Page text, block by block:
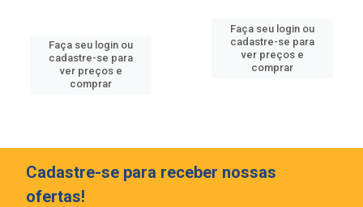
Faça seu login ou
cadastre-se para
ver preços e
comprar
Faça seu login ou
cadastre-se para
ver preços e
comprar
Cadastre-se para receber nossas
ofertas!